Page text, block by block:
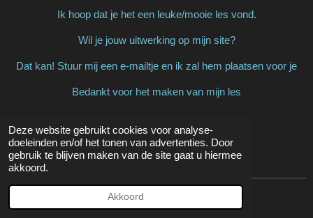
Deze website gebruikt cookies voor analyse-
doeleinden en/of het tonen van advertenties. Door
gebruik te blijven maken van de site gaat u hiermee
akkoord.
Akkoord
Ik hoop dat je het een leuke/mooie les vond.
Wil je jouw uitwerking op mijn site?
Dat kan! Stuur mij een e-mailtje en ik zal hem plaatsen voor je
Bedankt voor het maken van mijn les
Uitwerkingen